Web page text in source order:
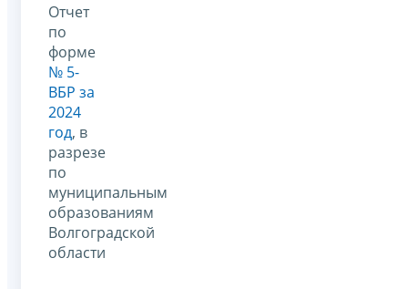
Отчет
по
форме
№ 5-
ВБР за
2024
год, в
разрезе
по
муниципальным
образованиям
Волгоградской
области